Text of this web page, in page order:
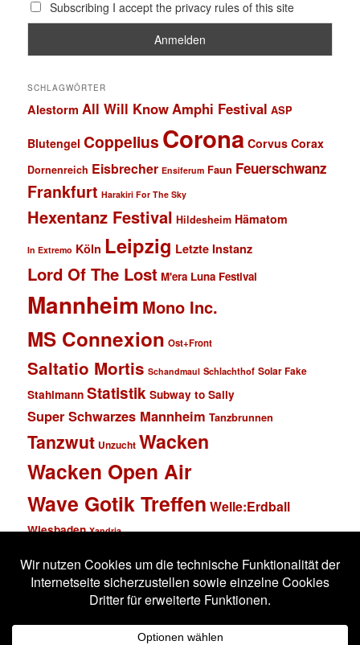
Subscribing I accept the privacy rules of this site
SCHLAGWÖRTER
Alestorm All Will KnowAmphi Festival ASP
Blutengel Coppelius Corona Corvus Corax
Dornenreich Eisbrecher Ensiferum Faun Feuerschwanz
Frankfurt Harakiri For The Sky
Hexentanz Festival Hildesheim Hämatom
In Extremo Köln Leipzig Letzte Instanz
Lord Of The Lost M'era Luna Festival
Mannheim Mono Inc.
MS Connexion Ost+Front
Saltatio Mortis Schandmaul Schlachthof Solar Fake
Stahlmann Statistik Subway to Sally
Super Schwarzes Mannheim Tanzbrunnen
Tanzwut Unzucht Wacken
Wacken Open Air
Wave Gotik Treffen Welle:Erdball
Wiesbaden Xandria
Impressum